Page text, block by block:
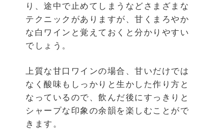
り、途中で止めてしまうなどさまざまな
テクニックがありますが、甘くまろやか
な白ワインと覚えておくと分かりやすい
でしょう。
上質な甘口ワインの場合、甘いだけでは
なく酸味もしっかりと生かした作り方と
なっているので、飲んだ後にすっきりと
シャープな印象の余韻を楽しむことがで
きます。